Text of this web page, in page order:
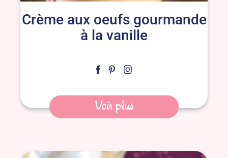
Crème aux oeufs gourmande
à la vanille
Voir plus